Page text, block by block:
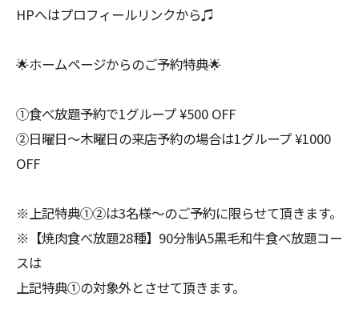
HPへはプロフィールリンクから♫
🌟ホームページからのご予約特典🌟
①食べ放題予約で1グループ ¥500 OFF
②日曜日〜木曜日の来店予約の場合は1グループ ¥1000
OFF
※上記特典①②は3名様〜のご予約に限らせて頂きます。
※【焼肉食べ放題28種】90分制A5黒毛和牛食べ放題コー
スは
上記特典①の対象外とさせて頂きます。